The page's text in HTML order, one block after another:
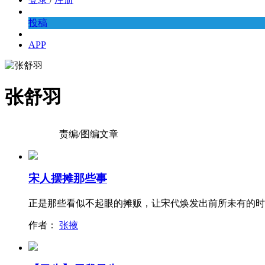
投稿
APP
张舒羽
责编/图编文章
宋人摆摊那些事
正是那些看似不起眼的摊贩，让宋代焕发出前所未有的
作者： 张掖